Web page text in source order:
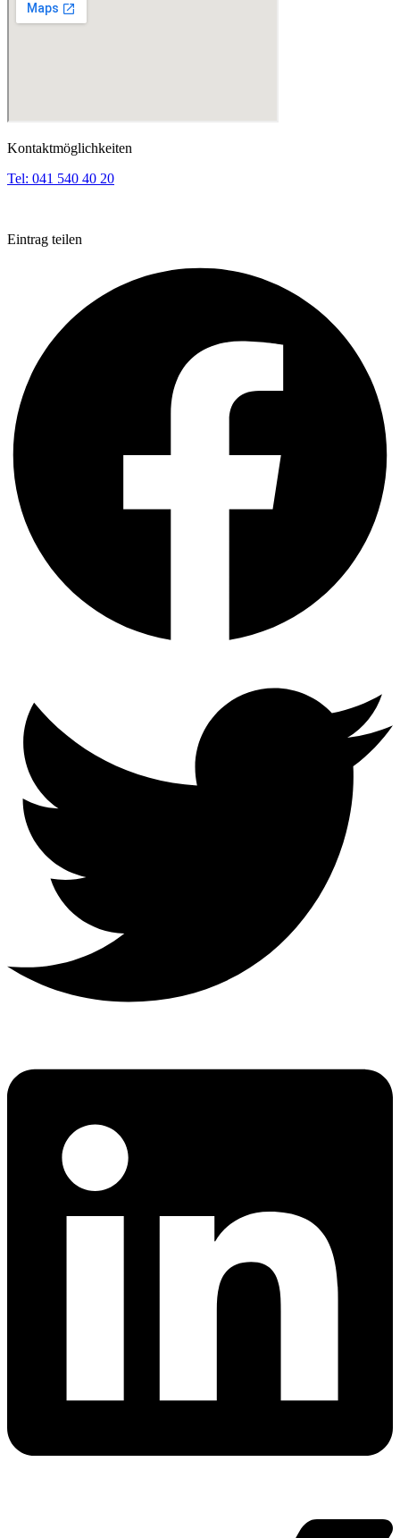
Kontaktmöglichkeiten
Tel: 041 540 40 20
Eintrag teilen